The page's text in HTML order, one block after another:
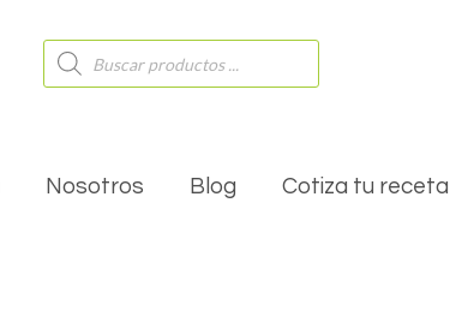
Búsqueda
de
productos
Nosotros Blog Cotiza tu receta